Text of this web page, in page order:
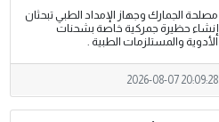
مصلحة الجمارك وجهاز الإمداد الطبي تبحثان
إنشاء حظيرة جمركية خاصة بشحنات
الأدوية والمستلزمات الطبية .
2026-08-07 20:09:28